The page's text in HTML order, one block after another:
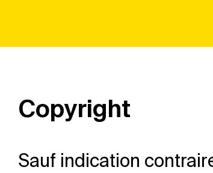
Copyright
Sauf indication